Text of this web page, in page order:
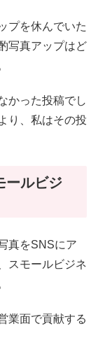
プを休んでいた
写真アップはど
かった投稿でし
り、私はその投
ールビジ
真をSNSにア
スモールビジネ
業面で貢献する